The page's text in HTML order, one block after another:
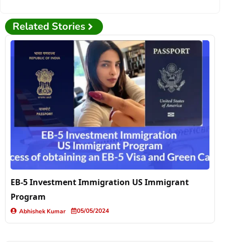
Related Stories
EB-5 Investment Immigration US Immigrant
Program
Abhishek Kumar 05/05/2024